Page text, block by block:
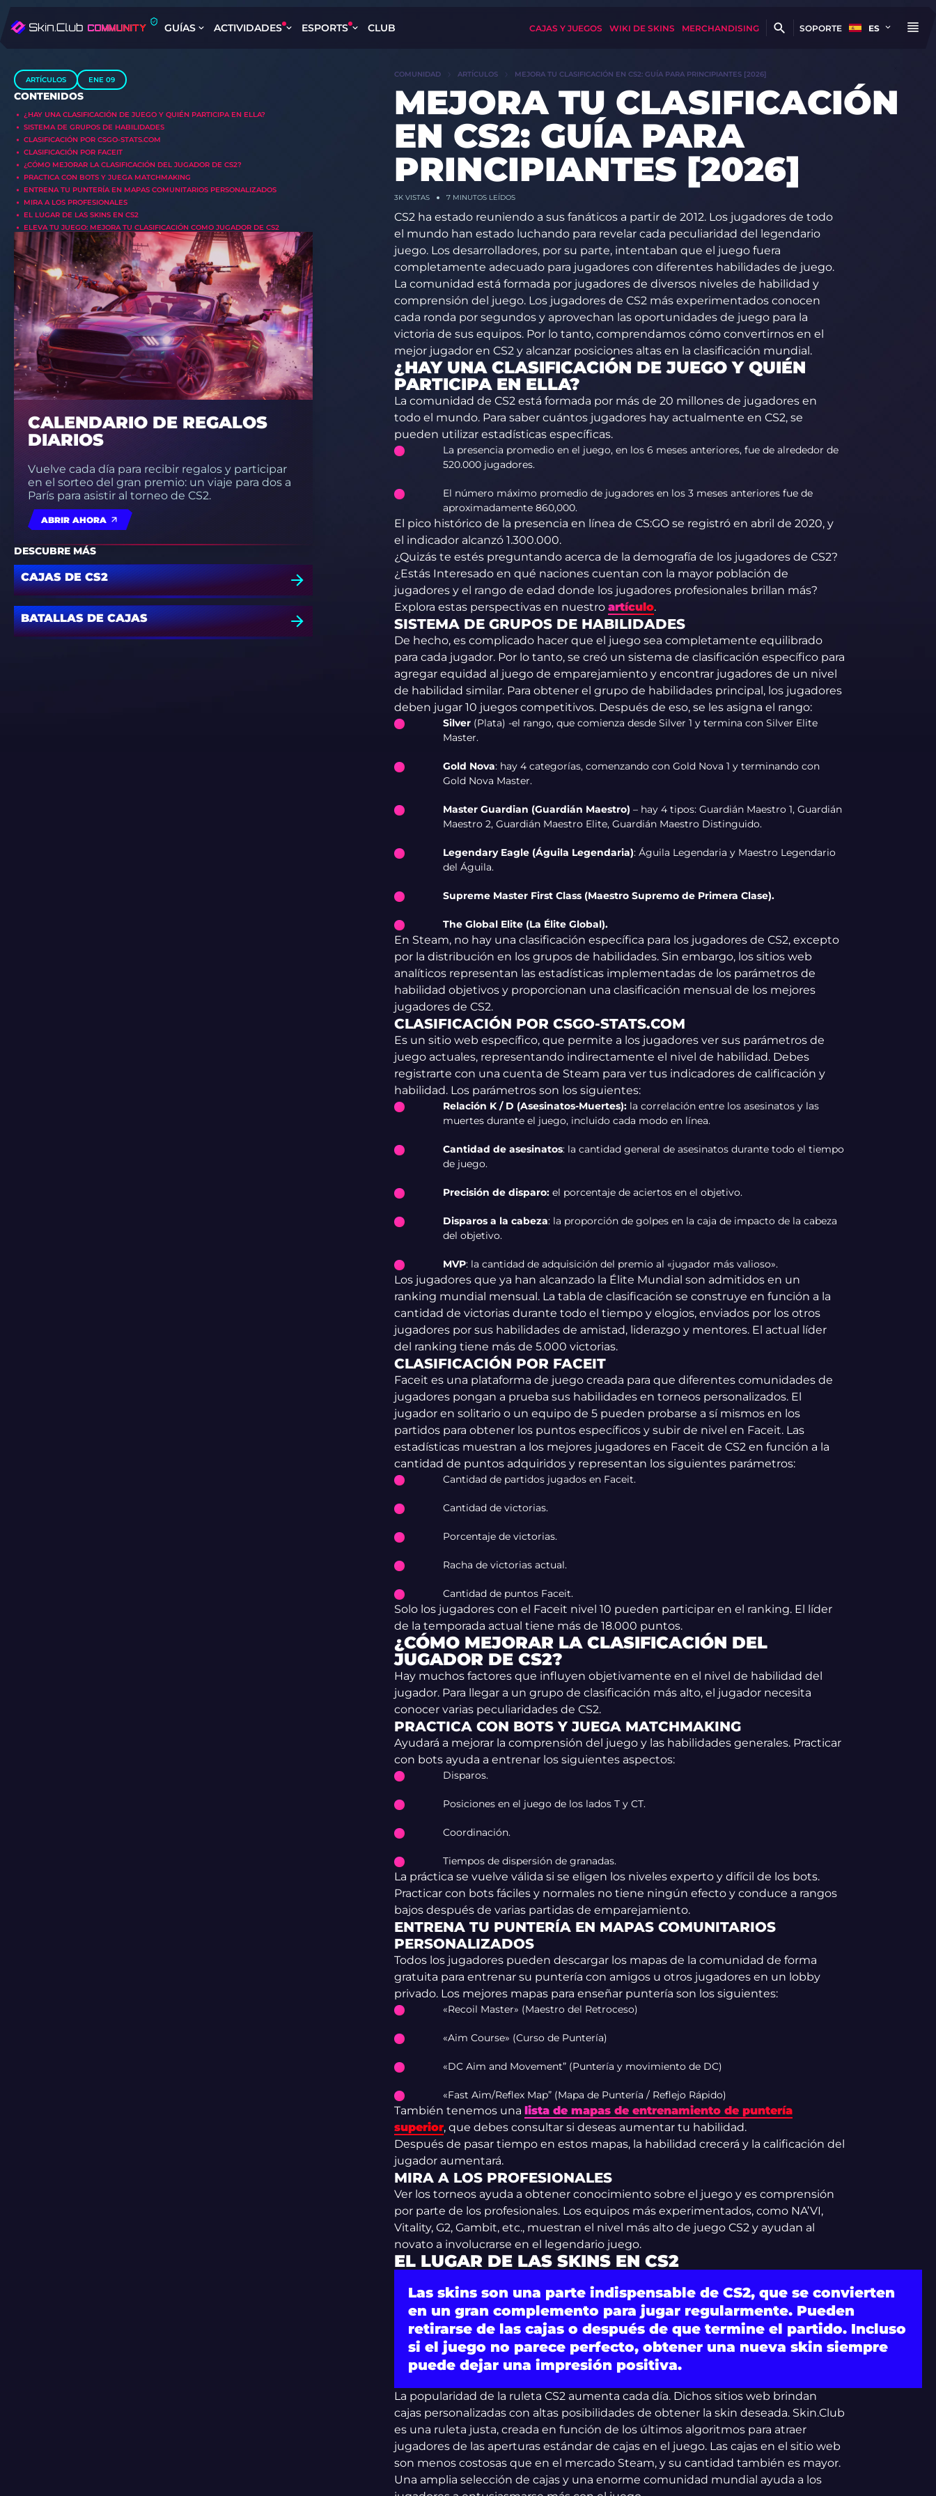
GUÍAS ACTIVIDADES ESPORTS CLUB CAJAS Y JUEGOS WIKI DE SKINS MERCHANDISING SOPORTE ES
ARTÍCULOS ENE 09
CONTENIDOS
¿HAY UNA CLASIFICACIÓN DE JUEGO Y QUIÉN PARTICIPA EN ELLA?
SISTEMA DE GRUPOS DE HABILIDADES
CLASIFICACIÓN POR CSGO-STATS.COM
CLASIFICACIÓN POR FACEIT
¿CÓMO MEJORAR LA CLASIFICACIÓN DEL JUGADOR DE CS2?
PRACTICA CON BOTS Y JUEGA MATCHMAKING
ENTRENA TU PUNTERÍA EN MAPAS COMUNITARIOS PERSONALIZADOS
MIRA A LOS PROFESIONALES
EL LUGAR DE LAS SKINS EN CS2
ELEVA TU JUEGO: MEJORA TU CLASIFICACIÓN COMO JUGADOR DE CS2
CALENDARIO DE REGALOS
DIARIOS
Vuelve cada día para recibir regalos y participar
en el sorteo del gran premio: un viaje para dos a
París para asistir al torneo de CS2.
ABRIR AHORA
DESCUBRE MÁS
CAJAS DE CS2
BATALLAS DE CAJAS
COMUNIDAD ARTÍCULOS MEJORA TU CLASIFICACIÓN EN CS2: GUÍA PARA PRINCIPIANTES [2026]
MEJORA TU CLASIFICACIÓN
EN CS2: GUÍA PARA
PRINCIPIANTES [2026]
3KVISTAS 7 MINUTOS LEÍDOS
CS2 ha estado reuniendo a sus fanáticos a partir de 2012. Los jugadores de todo
el mundo han estado luchando para revelar cada peculiaridad del legendario
juego. Los desarrolladores, por su parte, intentaban que el juego fuera
completamente adecuado para jugadores con diferentes habilidades de juego.
La comunidad está formada por jugadores de diversos niveles de habilidad y
comprensión del juego. Los jugadores de CS2 más experimentados conocen
cada ronda por segundos y aprovechan las oportunidades de juego para la
victoria de sus equipos. Por lo tanto, comprendamos cómo convertirnos en el
mejor jugador en CS2 y alcanzar posiciones altas en la clasificación mundial.
¿HAY UNA CLASIFICACIÓN DE JUEGO Y QUIÉN
PARTICIPA EN ELLA?
La comunidad de CS2 está formada por más de 20 millones de jugadores en
todo el mundo. Para saber cuántos jugadores hay actualmente en CS2, se
pueden utilizar estadísticas específicas.
La presencia promedio en el juego, en los 6 meses anteriores, fue de alrededor de
520.000 jugadores.
El número máximo promedio de jugadores en los 3 meses anteriores fue de
aproximadamente 860,000.
El pico histórico de la presencia en línea de CS:GO se registró en abril de 2020, y
el indicador alcanzó 1.300.000.
¿Quizás te estés preguntando acerca de la demografía de los jugadores de CS2?
¿Estás Interesado en qué naciones cuentan con la mayor población de
jugadores y el rango de edad donde los jugadores profesionales brillan más?
Explora estas perspectivas en nuestro artículo.
SISTEMA DE GRUPOS DE HABILIDADES
De hecho, es complicado hacer que el juego sea completamente equilibrado
para cada jugador. Por lo tanto, se creó un sistema de clasificación específico para
agregar equidad al juego de emparejamiento y encontrar jugadores de un nivel
de habilidad similar. Para obtener el grupo de habilidades principal, los jugadores
deben jugar 10 juegos competitivos. Después de eso, se les asigna el rango:
Silver(Plata) -el rango, que comienza desde Silver 1 y termina con Silver Elite
Master.
Gold Nova: hay 4 categorías, comenzando con Gold Nova 1 y terminando con
Gold Nova Master.
Master Guardian (Guardián Maestro) – hay 4 tipos: Guardián Maestro 1, Guardián
Maestro 2, Guardián Maestro Elite, Guardián Maestro Distinguido.
Legendary Eagle (Águila Legendaria): Águila Legendaria y Maestro Legendario
del Águila.
Supreme Master First Class (Maestro Supremo de Primera Clase).
The Global Elite (La Élite Global).
En Steam, no hay una clasificación específica para los jugadores de CS2, excepto
por la distribución en los grupos de habilidades. Sin embargo, los sitios web
analíticos representan las estadísticas implementadas de los parámetros de
habilidad objetivos y proporcionan una clasificación mensual de los mejores
jugadores de CS2.
CLASIFICACIÓN POR CSGO-STATS.COM
Es un sitio web específico, que permite a los jugadores ver sus parámetros de
juego actuales, representando indirectamente el nivel de habilidad. Debes
registrarte con una cuenta de Steam para ver tus indicadores de calificación y
habilidad. Los parámetros son los siguientes:
Relación K / D (Asesinatos-Muertes):la correlación entre los asesinatos y las
muertes durante el juego, incluido cada modo en línea.
Cantidad de asesinatos: la cantidad general de asesinatos durante todo el tiempo
de juego.
Precisión de disparo:el porcentaje de aciertos en el objetivo.
Disparos a la cabeza: la proporción de golpes en la caja de impacto de la cabeza
del objetivo.
MVP: la cantidad de adquisición del premio al «jugador más valioso».
Los jugadores que ya han alcanzado la Élite Mundial son admitidos en un
ranking mundial mensual. La tabla de clasificación se construye en función a la
cantidad de victorias durante todo el tiempo y elogios, enviados por los otros
jugadores por sus habilidades de amistad, liderazgo y mentores. El actual líder
del ranking tiene más de 5.000 victorias.
CLASIFICACIÓN POR FACEIT
Faceit es una plataforma de juego creada para que diferentes comunidades de
jugadores pongan a prueba sus habilidades en torneos personalizados. El
jugador en solitario o un equipo de 5 pueden probarse a sí mismos en los
partidos para obtener los puntos específicos y subir de nivel en Faceit. Las
estadísticas muestran a los mejores jugadores en Faceit de CS2 en función a la
cantidad de puntos adquiridos y representan los siguientes parámetros:
Cantidad de partidos jugados en Faceit.
Cantidad de victorias.
Porcentaje de victorias.
Racha de victorias actual.
Cantidad de puntos Faceit.
Solo los jugadores con el Faceit nivel 10 pueden participar en el ranking. El líder
de la temporada actual tiene más de 18.000 puntos.
¿CÓMO MEJORAR LA CLASIFICACIÓN DEL
JUGADOR DE CS2?
Hay muchos factores que influyen objetivamente en el nivel de habilidad del
jugador. Para llegar a un grupo de clasificación más alto, el jugador necesita
conocer varias peculiaridades de CS2.
PRACTICA CON BOTS Y JUEGA MATCHMAKING
Ayudará a mejorar la comprensión del juego y las habilidades generales. Practicar
con bots ayuda a entrenar los siguientes aspectos:
Disparos.
Posiciones en el juego de los lados T y CT.
Coordinación.
Tiempos de dispersión de granadas.
La práctica se vuelve válida si se eligen los niveles experto y difícil de los bots.
Practicar con bots fáciles y normales no tiene ningún efecto y conduce a rangos
bajos después de varias partidas de emparejamiento.
ENTRENA TU PUNTERÍA EN MAPAS COMUNITARIOS
PERSONALIZADOS
Todos los jugadores pueden descargar los mapas de la comunidad de forma
gratuita para entrenar su puntería con amigos u otros jugadores en un lobby
privado. Los mejores mapas para enseñar puntería son los siguientes:
«Recoil Master» (Maestro del Retroceso)
«Aim Course» (Curso de Puntería)
«DC Aim and Movement” (Puntería y movimiento de DC)
«Fast Aim/Reflex Map” (Mapa de Puntería / Reflejo Rápido)
También tenemos una lista de mapas de entrenamiento de puntería
superior, que debes consultar si deseas aumentar tu habilidad.
Después de pasar tiempo en estos mapas, la habilidad crecerá y la calificación del
jugador aumentará.
MIRA A LOS PROFESIONALES
Ver los torneos ayuda a obtener conocimiento sobre el juego y es comprensión
por parte de los profesionales. Los equipos más experimentados, como NA’VI,
Vitality, G2, Gambit, etc., muestran el nivel más alto de juego CS2 y ayudan al
novato a involucrarse en el legendario juego.
EL LUGAR DE LAS SKINS EN CS2
Las skins son una parte indispensable de CS2, que se convierten
en un gran complemento para jugar regularmente. Pueden
retirarse de las cajas o después de que termine el partido. Incluso
si el juego no parece perfecto, obtener una nueva skin siempre
puede dejar una impresión positiva.
La popularidad de la ruleta CS2 aumenta cada día. Dichos sitios web brindan
cajas personalizadas con altas posibilidades de obtener la skin deseada. Skin.Club
es una ruleta justa, creada en función de los últimos algoritmos para atraer
jugadores de las aperturas estándar de cajas en el juego. Las cajas en el sitio web
son menos costosas que en el mercado Steam, y su cantidad también es mayor.
Una amplia selección de cajas y una enorme comunidad mundial ayuda a los